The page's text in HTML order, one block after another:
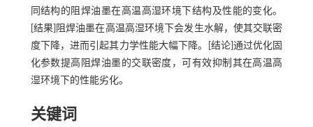
同结构的阻焊油墨在高温高湿环境下结构及性能的变化。
[结果]阻焊油墨在高温高湿环境下会发生水解，使其交联密
度下降，进而引起其力学性能大幅下降。[结论]通过优化固
化参数提高阻焊油墨的交联密度，可有效抑制其在高温高
湿环境下的性能劣化。
关键词